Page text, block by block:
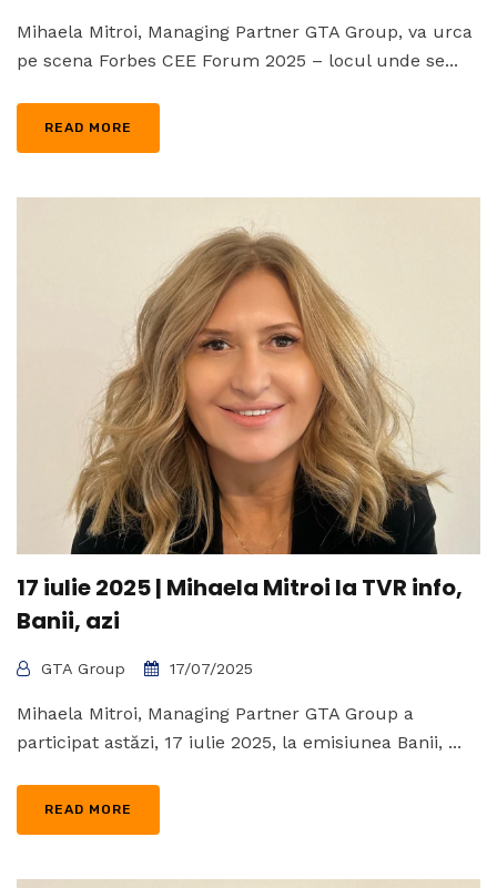
Mihaela Mitroi, Managing Partner GTA Group, va urca
pe scena Forbes CEE Forum 2025 – locul unde se...
READ MORE
17 iulie 2025 | Mihaela Mitroi la TVR info,
Banii, azi
GTA Group 17/07/2025
Mihaela Mitroi, Managing Partner GTA Group a
participat astăzi, 17 iulie 2025, la emisiunea Banii, ...
READ MORE